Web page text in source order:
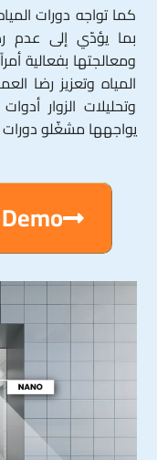
كما تواجه دورات
بما يؤدّي إلى عدم
ومعالجتها بفعالية
المياه وتعزيز رضا
وتحليلات الزوار
يواجهها مشغّلو دورات